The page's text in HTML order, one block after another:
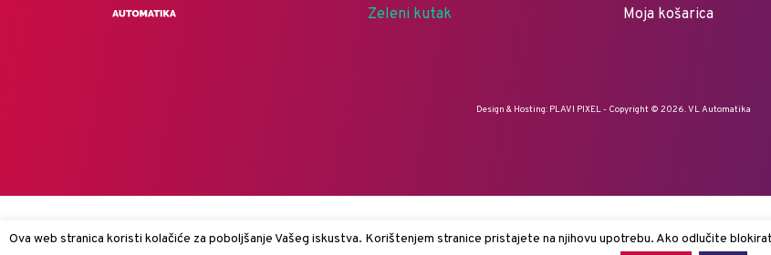
Zeleni kutak Moja košarica
Design & Hosting: PLAVI PIXEL- Copyright © 2026. VL Automatika
Ova web stranica koristi kolačiće za poboljšanje Vašeg iskustva. Korištenjem stranice pristajete na njihovu upotrebu. Ako odlučite